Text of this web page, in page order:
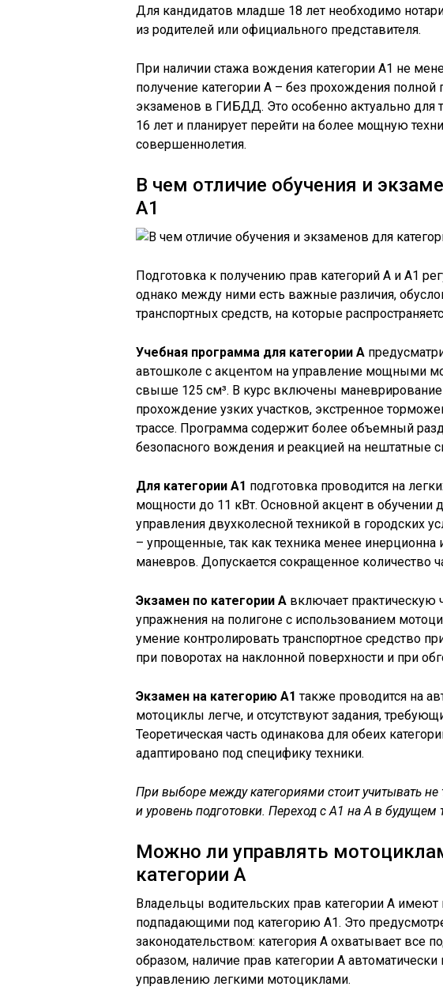
Для кандидатов младше 18 лет необходимо
из родителей или официального представителя.
При наличии стажа вождения категории А1 не
получение категории А – без прохождения
экзаменов в ГИБДД. Это особенно актуально для
16 лет и планирует перейти на более мощную
совершеннолетия.
В чем отличие обучения и
А1
Подготовка к получению прав категорий А и А1
однако между ними есть важные различия,
транспортных средств, на которые
Учебная программа для категории А
автошколе с акцентом на управление мощными
свыше 125 см³. В курс включены маневрирование
прохождение узких участков, экстренное
трассе. Программа содержит более объемный
безопасного вождения и реакцией на нештатные
Для категории А1 подготовка проводится на
мощности до 11 кВт. Основной акцент в обучении
управления двухколесной техникой в городских
– упрощенные, так как техника менее инерционна
маневров. Допускается сокращенное количество
Экзамен по категории А включает практическую
упражнения на полигоне с использованием
умение контролировать транспортное средство
при поворотах на наклонной поверхности и при
Экзамен на категорию А1 также проводится на
мотоциклы легче, и отсутствуют задания,
Теоретическая часть одинакова для обеих
адаптировано под специфику техники.
При выборе между категориями стоит учитывать не
и уровень подготовки. Переход с А1 на А в будущем
Можно ли управлять
категории А
Владельцы водительских прав категории А
подпадающими под категорию А1. Это
законодательством: категория А охватывает все
образом, наличие прав категории А автоматически
управлению легкими мотоциклами.